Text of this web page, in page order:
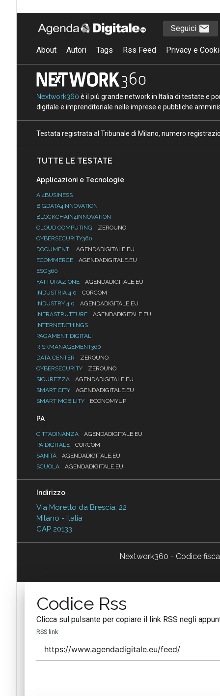
Seguici
About Autori Tags Rss Feed Privacy e
Nextwork360 è il più grande network in Italia di testate e
digitale e imprenditoriale nelle imprese e pubbliche
Testata registrata al Tribunale di Milano, numero
TUTTE LE TESTATE
Applicazioni e Tecnologie
AI4BUSINESS
BIGDATA4INNOVATION
BLOCKCHAIN4INNOVATION
CLOUD COMPUTING
ZEROUNO
CYBERSECURITY360
DOCUMENTI
AGENDADIGITALE.EU
ECOMMERCE
AGENDADIGITALE.EU
ESG360
FATTURAZIONE
AGENDADIGITALE.EU
INDUSTRIA 4.0
CORCOM
INDUSTRY 4.0
AGENDADIGITALE.EU
INFRASTRUTTURE
AGENDADIGITALE.EU
INTERNET4THINGS
PAGAMENTIDIGITALI
RISKMANAGEMENT360
DATA CENTER
ZEROUNO
CYBERSECURITY
ZEROUNO
SICUREZZA
AGENDADIGITALE.EU
SMART CITY
AGENDADIGITALE.EU
SMART MOBILITY
ECONOMYUP
PA
CITTADINANZA
AGENDADIGITALE.EU
PA DIGITALE
CORCOM
SANITÀ
AGENDADIGITALE.EU
SCUOLA
AGENDADIGITALE.EU
Indirizzo
Via Moretto da Brescia, 22
Milano - Italia
CAP 20133
Nextwork360 - Codice
Codice Rss
Clicca sul pulsante per copiare il link RSS negli
RSS link